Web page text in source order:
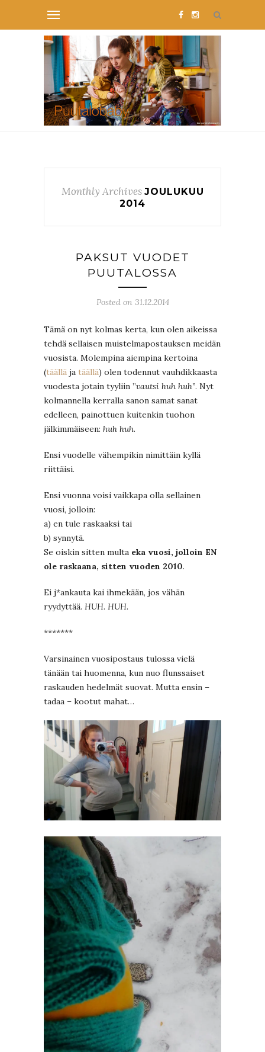
Monthly Archives JOULUKUU
2014
PAKSUT VUODET
PUUTALOSSA
Posted on 31.12.2014
Tämä on nyt kolmas kerta, kun olen aikeissa
tehdä sellaisen muistelmapostauksen meidän
vuosista. Molempina aiempina kertoina
(täällä ja täällä) olen todennut vauhdikkaasta
vuodesta jotain tyyliin ”vautsi huh huh”. Nyt
kolmannella kerralla sanon samat sanat
edelleen, painottuen kuitenkin tuohon
jälkimmäiseen: huh huh.
Ensi vuodelle vähempikin nimittäin kyllä
riittäisi.
Ensi vuonna voisi vaikkapa olla sellainen
vuosi, jolloin:
a) en tule raskaaksi tai
b) synnytä.
Se oiskin sitten multa eka vuosi, jolloin EN
ole raskaana, sitten vuoden 2010.
Ei j*ankauta kai ihmekään, jos vähän
ryydyttää. HUH. HUH.
*******
Varsinainen vuosipostaus tulossa vielä
tänään tai huomenna, kun nuo flunssaiset
raskauden hedelmät suovat. Mutta ensin –
tadaa – kootut mahat…